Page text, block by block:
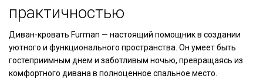
практичностью
Диван-кровать Furman — настоящий помощник в создании
уютного и функционального пространства. Он умеет быть
гостеприимным днем и заботливым ночью, превращаясь из
комфортного дивана в полноценное спальное место.